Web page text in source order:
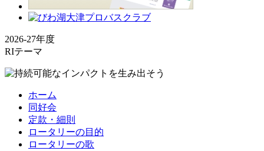
2026-27年度
RIテーマ
ホーム
同好会
定款・細則
ロータリーの目的
ロータリーの歌